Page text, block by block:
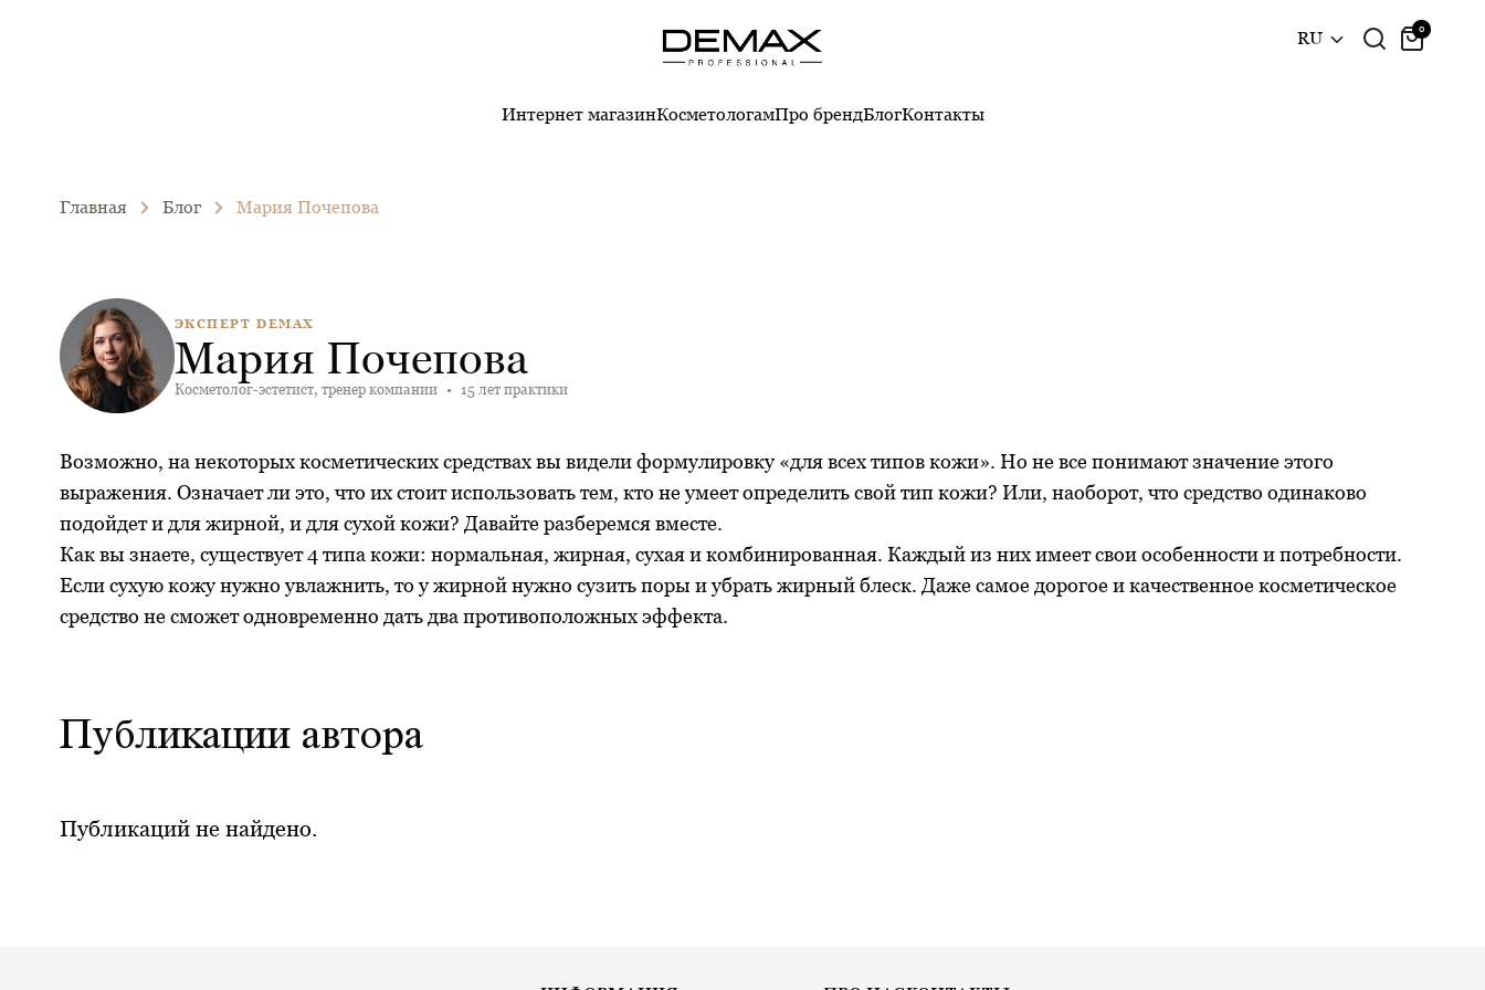
RU 0
Интернет магазинКосметологамПро брендБлогКонтакты
Главная Блог Мария Почепова
ЭКСПЕРТ DEMAX
Мария Почепова
Косметолог-эстетист, тренер компании • 15 лет практики
Возможно, на некоторых косметических средствах вы видели формулировку «для всех типов кожи». Но не все понимают значение этого
выражения. Означает ли это, что их стоит использовать тем, кто не умеет определить свой тип кожи? Или, наоборот, что средство одинаково
подойдет и для жирной, и для сухой кожи? Давайте разберемся вместе.
Как вы знаете, существует 4 типа кожи: нормальная, жирная, сухая и комбинированная. Каждый из них имеет свои особенности и потребности.
Если сухую кожу нужно увлажнить, то у жирной нужно сузить поры и убрать жирный блеск. Даже самое дорогое и качественное косметическое
средство не сможет одновременно дать два противоположных эффекта.
Публикации автора
Публикаций не найдено.